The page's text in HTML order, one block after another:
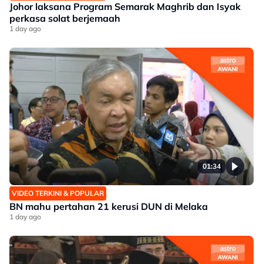
Johor laksana Program Semarak Maghrib dan Isyak
perkasa solat berjemaah
1 day ago
01:34
VIDEO TERKINI & POPULAR
BN mahu pertahan 21 kerusi DUN di Melaka
1 day ago